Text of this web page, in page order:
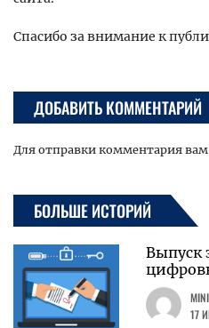
Спасибо за внимание к
ДОБАВИТЬ КОММЕНТАРИЙ
Для отправки комментария
БОЛЬШЕ ИСТОРИЙ
Выпуск
17